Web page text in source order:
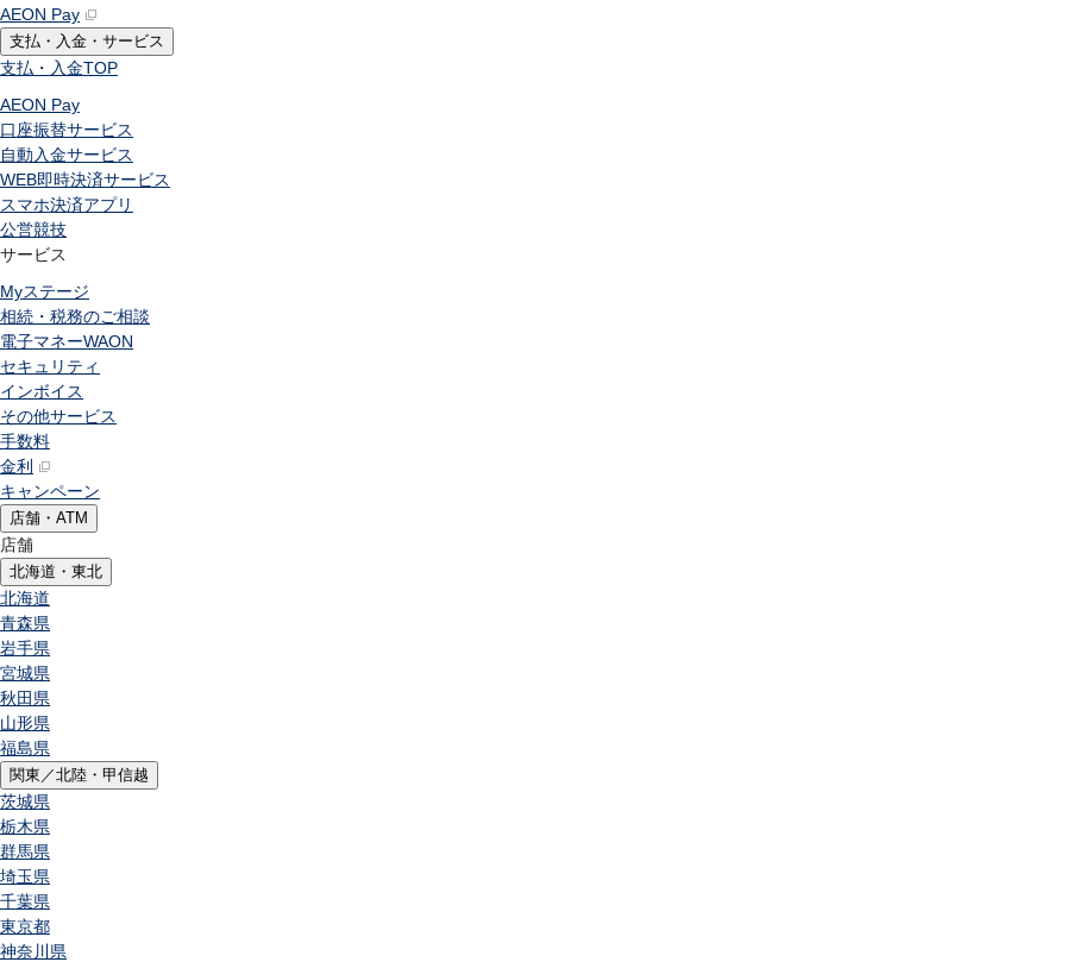
AEON Pay
支払・入金・サービス
支払・入金TOP
AEON Pay
口座振替サービス
自動入金サービス
WEB即時決済サービス
スマホ決済アプリ
公営競技
サービス
Myステージ
相続・税務のご相談
電子マネーWAON
セキュリティ
インボイス
その他サービス
手数料
金利
キャンペーン
店舗・ATM
店舗
北海道・東北
北海道
青森県
岩手県
宮城県
秋田県
山形県
福島県
関東／北陸・甲信越
茨城県
栃木県
群馬県
埼玉県
千葉県
東京都
神奈川県